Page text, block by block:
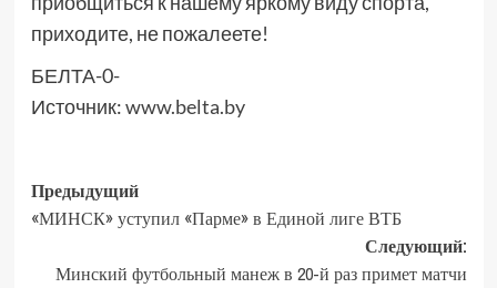
приходите, не пожалеете!
БЕЛТА-0-
Источник:www.belta.by
Предыдущий
«МИНСК» уступил «Парме» в Единой лиге ВТБ
Следующий:
Минский футбольный манеж в 20-й раз примет матчи